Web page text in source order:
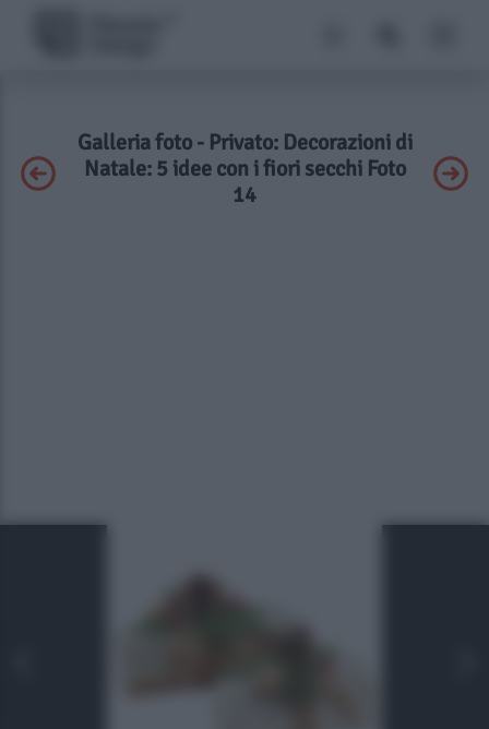
Galleria foto - Privato: Decorazioni di
Natale: 5 idee con i fiori secchi Foto
14